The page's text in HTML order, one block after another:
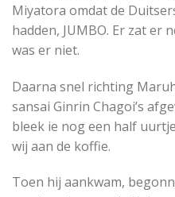
Miyatora omdat de
hadden, JUMBO. Er zat er
was er niet.
Daarna snel richting
sansai Ginrin Chagoi’s
bleek ie nog een half
wij aan de koffie.
Toen hij aankwam,